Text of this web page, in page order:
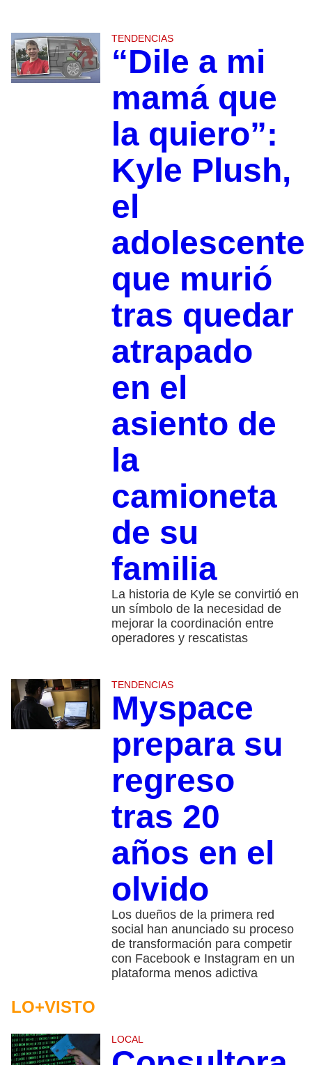
TENDENCIAS
“Dile a mi
mamá que
la quiero”:
Kyle Plush,
el
adolescente
que murió
tras quedar
atrapado
en el
asiento de
la
camioneta
de su
familia
La historia de Kyle se convirtió en
un símbolo de la necesidad de
mejorar la coordinación entre
operadores y rescatistas
TENDENCIAS
Myspace
prepara su
regreso
tras 20
años en el
olvido
Los dueños de la primera red
social han anunciado su proceso
de transformación para competir
con Facebook e Instagram en un
plataforma menos adictiva
LO+VISTO
LOCAL